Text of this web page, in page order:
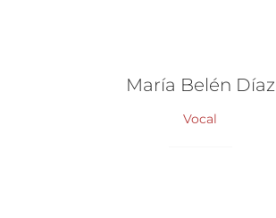
María Belén Díaz
Vocal